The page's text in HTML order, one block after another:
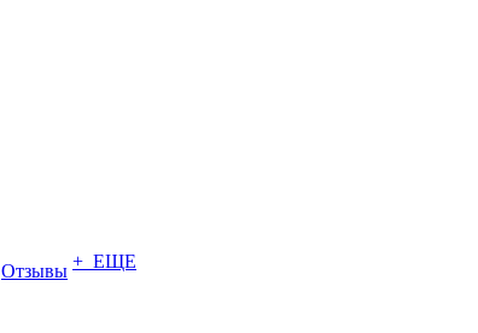
Отзывы + ЕЩЕ